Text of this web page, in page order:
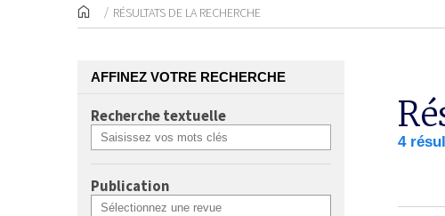
RÉSULTATS DE LA RECHERCHE
AFFINEZ VOTRE RECHERCHE
Recherche textuelle
Publication
4